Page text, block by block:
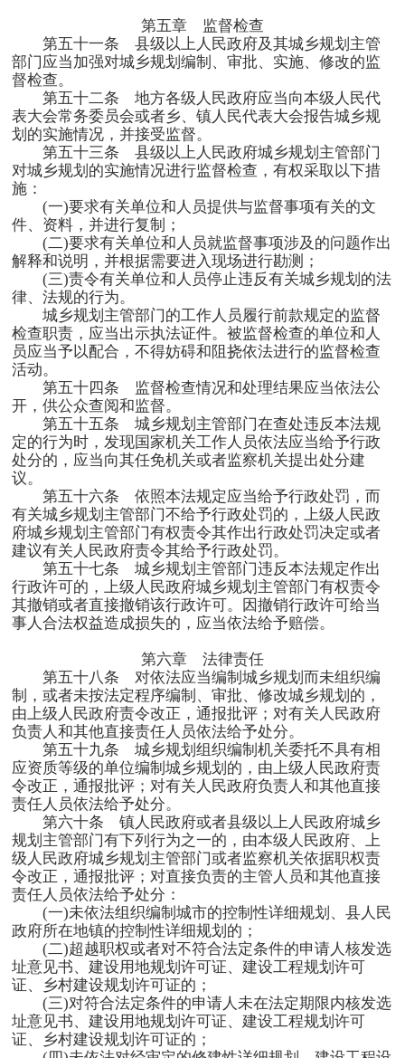
第五章 监督检查
第五十一条 县级以上人民政府及其城乡规划主管
部门应当加强对城乡规划编制、审批、实施、修改的监
督检查。
第五十二条 地方各级人民政府应当向本级人民代
表大会常务委员会或者乡、镇人民代表大会报告城乡规
划的实施情况，并接受监督。
第五十三条 县级以上人民政府城乡规划主管部门
对城乡规划的实施情况进行监督检查，有权采取以下措
施：
(一)要求有关单位和人员提供与监督事项有关的文
件、资料，并进行复制；
(二)要求有关单位和人员就监督事项涉及的问题作出
解释和说明，并根据需要进入现场进行勘测；
(三)责令有关单位和人员停止违反有关城乡规划的法
律、法规的行为。
城乡规划主管部门的工作人员履行前款规定的监督
检查职责，应当出示执法证件。被监督检查的单位和人
员应当予以配合，不得妨碍和阻挠依法进行的监督检查
活动。
第五十四条 监督检查情况和处理结果应当依法公
开，供公众查阅和监督。
第五十五条 城乡规划主管部门在查处违反本法规
定的行为时，发现国家机关工作人员依法应当给予行政
处分的，应当向其任免机关或者监察机关提出处分建
议。
第五十六条 依照本法规定应当给予行政处罚，而
有关城乡规划主管部门不给予行政处罚的，上级人民政
府城乡规划主管部门有权责令其作出行政处罚决定或者
建议有关人民政府责令其给予行政处罚。
第五十七条 城乡规划主管部门违反本法规定作出
行政许可的，上级人民政府城乡规划主管部门有权责令
其撤销或者直接撤销该行政许可。因撤销行政许可给当
事人合法权益造成损失的，应当依法给予赔偿。
第六章 法律责任
第五十八条 对依法应当编制城乡规划而未组织编
制，或者未按法定程序编制、审批、修改城乡规划的，
由上级人民政府责令改正，通报批评；对有关人民政府
负责人和其他直接责任人员依法给予处分。
第五十九条 城乡规划组织编制机关委托不具有相
应资质等级的单位编制城乡规划的，由上级人民政府责
令改正，通报批评；对有关人民政府负责人和其他直接
责任人员依法给予处分。
第六十条 镇人民政府或者县级以上人民政府城乡
规划主管部门有下列行为之一的，由本级人民政府、上
级人民政府城乡规划主管部门或者监察机关依据职权责
令改正，通报批评；对直接负责的主管人员和其他直接
责任人员依法给予处分：
(一)未依法组织编制城市的控制性详细规划、县人民
政府所在地镇的控制性详细规划的；
(二)超越职权或者对不符合法定条件的申请人核发选
址意见书、建设用地规划许可证、建设工程规划许可
证、乡村建设规划许可证的；
(三)对符合法定条件的申请人未在法定期限内核发选
址意见书、建设用地规划许可证、建设工程规划许可
证、乡村建设规划许可证的；